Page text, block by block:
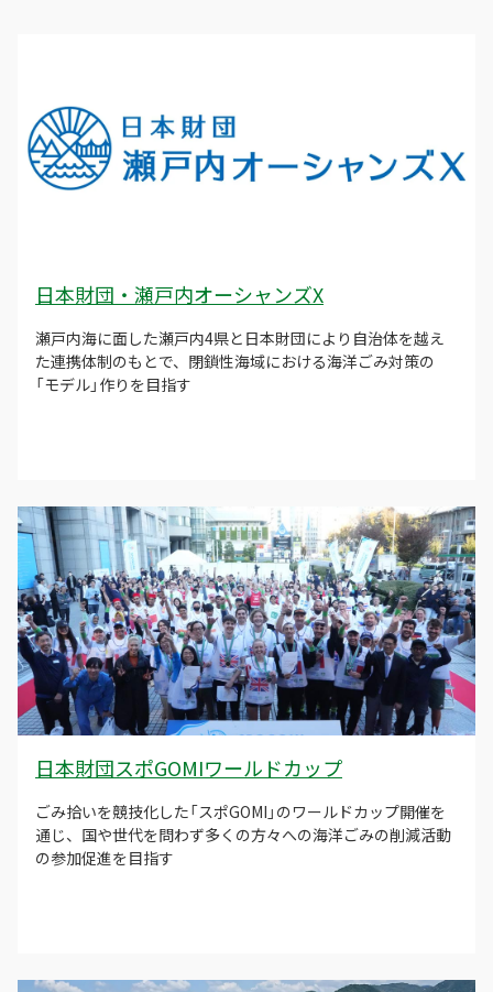
日本財団・瀬戸内オーシャンズX
瀬戸内海に面した瀬戸内4県と日本財団により自治体を越え
た連携体制のもとで、閉鎖性海域における海洋ごみ対策の
「モデル」作りを目指す
日本財団スポGOMIワールドカップ
ごみ拾いを競技化した「スポGOMI」のワールドカップ開催を
通じ、国や世代を問わず多くの方々への海洋ごみの削減活動
の参加促進を目指す